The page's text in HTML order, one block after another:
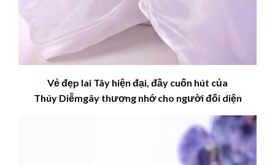
Vẻ đẹp lai Tây hiện đại, đầy cuốn hút của
ThúyDiễmgây thương nhớ cho người đối diện